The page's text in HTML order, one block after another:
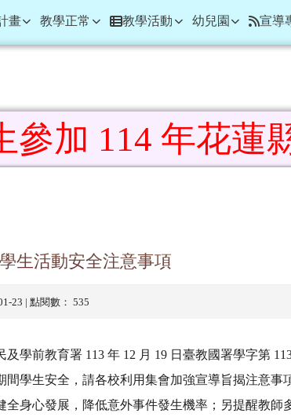
畫 教學正常 教學活動 幼兒園 宣導
114 年花蓮縣
生活動安全注意事項
23 | 點閱數： 535
學前教育署 113 年 12 月 19 日臺教國署學字第
全身心發展，降低意外事件發生機率；另提醒教師
協助。
獲知學生發生緊急重大事件或急需主管教育行政機